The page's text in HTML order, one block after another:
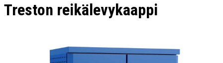
Treston reikälevykaappi